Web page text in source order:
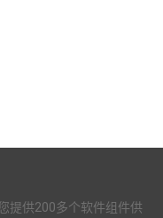
提供200多个软件组件供